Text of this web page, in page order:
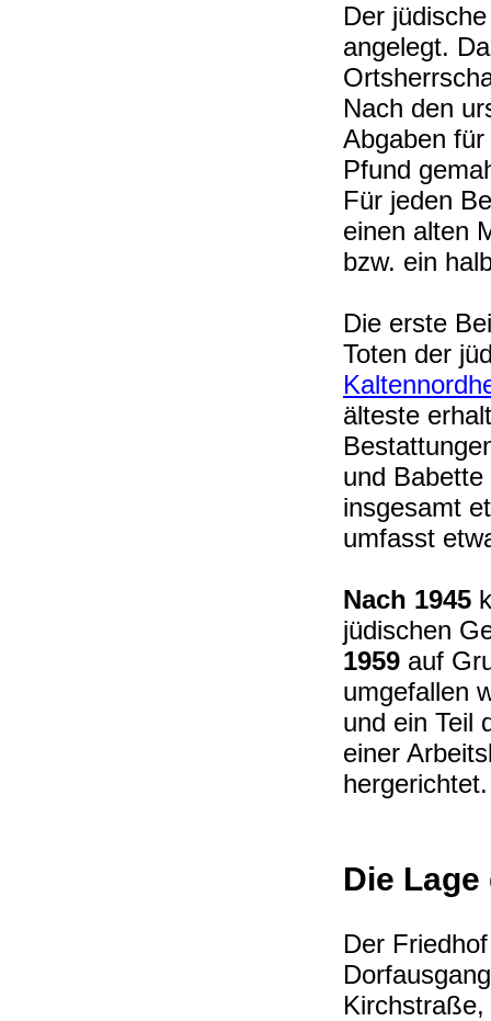
Der
angelegt.
Nach den
Abgaben
Pfund
Für jeden
einen alten
bzw. ein
Die erste
Toten der
älteste
und
insgesamt
umfasst
Nach 1945
jüdischen
1959 auf
umgefallen
und ein Teil
einer
Die
Der